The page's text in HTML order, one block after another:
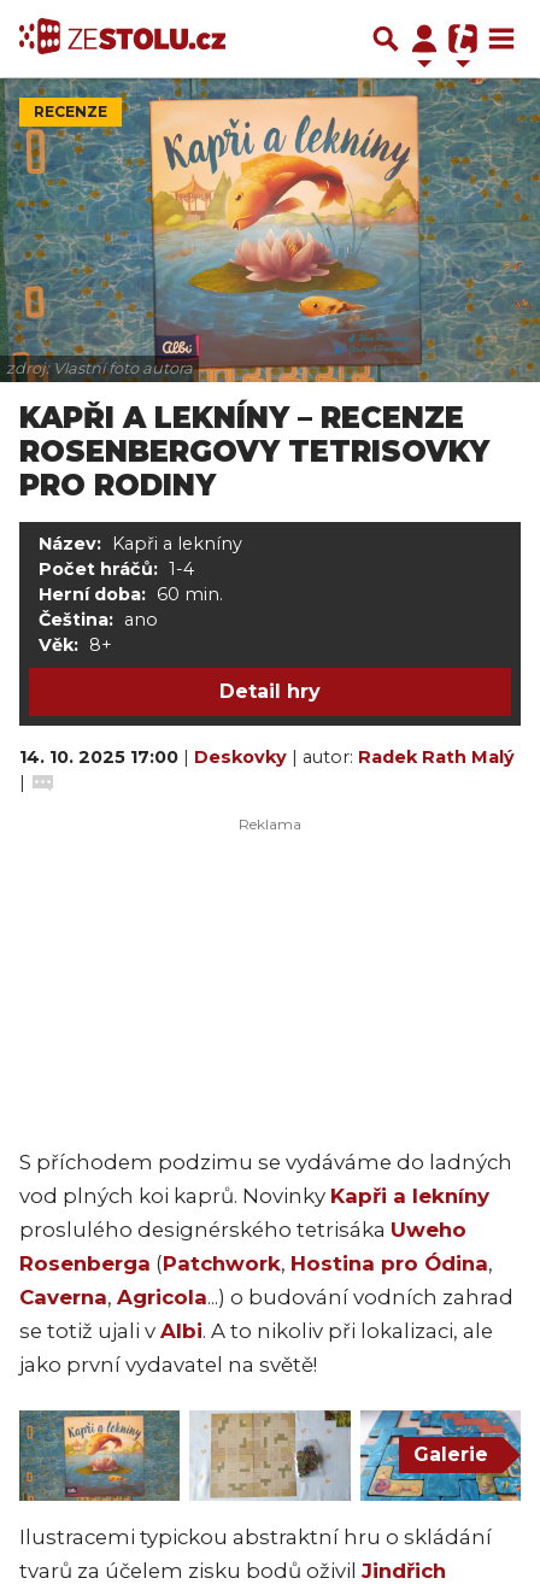
RECENZE
zdroj: Vlastní foto autora
KAPŘI A LEKNÍNY – RECENZE
ROSENBERGOVY TETRISOVKY
PRO RODINY
Název:
Kapři a lekníny
Počet hráčů: 1-4
Herní doba: 60 min.
Čeština: ano
Věk: 8+
Detail hry
14. 10. 2025 17:00 | Deskovky | autor: Radek Rath Malý
|
S příchodem podzimu se vydáváme do ladných
vod plných koi kaprů. Novinky Kapři a lekníny
proslulého designérského tetrisáka Uweho
Rosenberga (Patchwork, Hostina pro Ódina,
Caverna, Agricola...) o budování vodních zahrad
se totiž ujali v Albi. A to nikoliv při lokalizaci, ale
jako první vydavatel na světě!
Galerie
Ilustracemi typickou abstraktní hru o skládání
tvarů za účelem zisku bodů oživil Jindřich